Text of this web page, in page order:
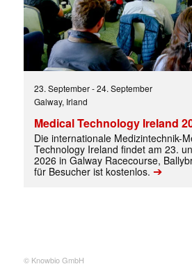
23. September-24. September
Galway, Irland
Medical Technology Ireland
Die internationale Medizintechnik-
Technology Ireland findet am 23.
2026 in Galway Racecourse,
für Besucher ist kostenlos. ➔
© Knowbio GmbH